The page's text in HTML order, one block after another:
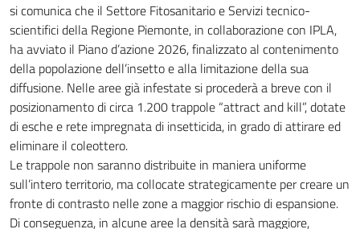
si comunica che il Settore Fitosanitario e Servizi tecnico-
scientifici della Regione Piemonte, in collaborazione con IPLA,
ha avviato il Piano d’azione 2026, finalizzato al contenimento
della popolazione dell’insetto e alla limitazione della sua
diffusione. Nelle aree già infestate si procederà a breve con il
posizionamento di circa 1.200 trappole “attract and kill”, dotate
di esche e rete impregnata di insetticida, in grado di attirare ed
eliminare il coleottero.
Le trappole non saranno distribuite in maniera uniforme
sull’intero territorio, ma collocate strategicamente per creare un
fronte di contrasto nelle zone a maggior rischio di espansione.
Di conseguenza, in alcune aree la densità sarà maggiore,